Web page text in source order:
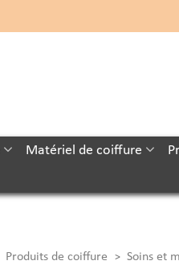
Matériel de coiffure
Produits de coiffure > Soins et